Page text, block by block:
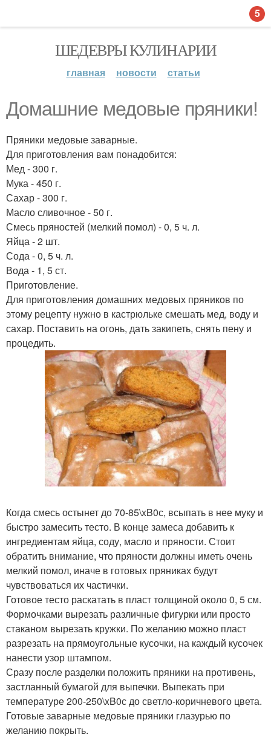
ШЕДЕВРЫ КУЛИНАРИИ
главная новости статьи
Домашние медовые пряники!
Пряники медовые заварные.
Для приготовления вам понадобится:
Мед - 300 г.
Мука - 450 г.
Сахар - 300 г.
Масло сливочное - 50 г.
Смесь пряностей (мелкий помол) - 0, 5 ч. л.
Яйца - 2 шт.
Сода - 0, 5 ч. л.
Вода - 1, 5 ст.
Приготовление.
Для приготовления домашних медовых пряников по
этому рецепту нужно в кастрюльке смешать мед, воду и
сахар. Поставить на огонь, дать закипеть, снять пену и
процедить.
Когда смесь остынет до 70-85\xB0с, всыпать в нее муку и
быстро замесить тесто. В конце замеса добавить к
ингредиентам яйца, соду, масло и пряности. Стоит
обратить внимание, что пряности должны иметь очень
мелкий помол, иначе в готовых пряниках будут
чувствоваться их частички.
Готовое тесто раскатать в пласт толщиной около 0, 5 см.
Формочками вырезать различные фигурки или просто
стаканом вырезать кружки. По желанию можно пласт
разрезать на прямоугольные кусочки, на каждый кусочек
нанести узор штампом.
Сразу после разделки положить пряники на противень,
застланный бумагой для выпечки. Выпекать при
температуре 200-250\xB0с до светло-коричневого цвета.
Готовые заварные медовые пряники глазурью по
желанию покрыть.
5